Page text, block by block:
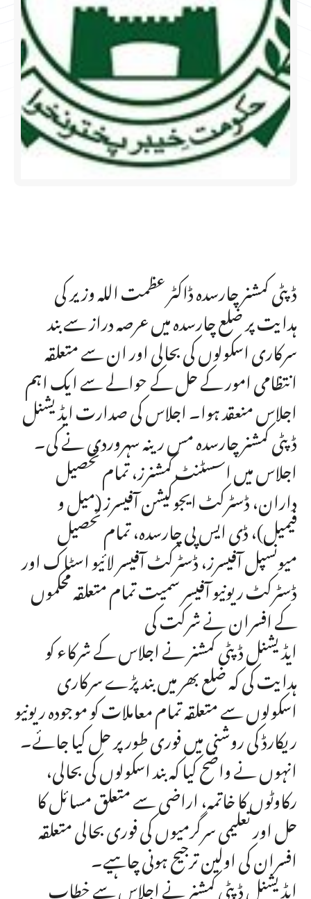
ڈپٹی کمشنر چارسدہ ڈاکٹر عظمت اللہ وزیر کی
ہدایت پر ضلع چارسدہ میں عرصہ دراز سے بند
سرکاری اسکولوں کی بحالی اور ان سے متعلقہ
انتظامی امور کے حل کے حوالے سے ایک اہم
اجلاس منعقد ہوا۔ اجلاس کی صدارت ایڈیشنل
ڈپٹی کمشنر چارسدہ مس رینہ سہروردی نے کی۔
اجلاس میں اسسٹنٹ کمشنرز، تمام تحصیل
داران، ڈسٹرکٹ ایجوکیشن آفیسرز (میل و
فیمیل)، ڈی ایس پی چارسدہ، تمام تحصیل
میونسپل آفیسرز، ڈسٹرکٹ آفیسر لائیو اسٹاک اور
ڈسٹرکٹ ریونیو آفیسر سمیت تمام متعلقہ محکموں
کے افسران نے شرکت کی
ایڈیشنل ڈپٹی کمشنر نے اجلاس کے شرکاء کو
ہدایت کی کہ ضلع بھر میں بند پڑے سرکاری
اسکولوں سے متعلقہ تمام معاملات کو موجودہ ریونیو
ریکارڈ کی روشنی میں فوری طور پر حل کیا جائے۔
انہوں نے واضح کیا کہ بند اسکولوں کی بحالی،
رکاوٹوں کا خاتمہ، اراضی سے متعلق مسائل کا
حل اور تعلیمی سرگرمیوں کی فوری بحالی متعلقہ
افسران کی اولین ترجیح ہونی چاہیے۔
ایڈیشنل ڈپٹی کمشنر نے اجلاس سے خطاب